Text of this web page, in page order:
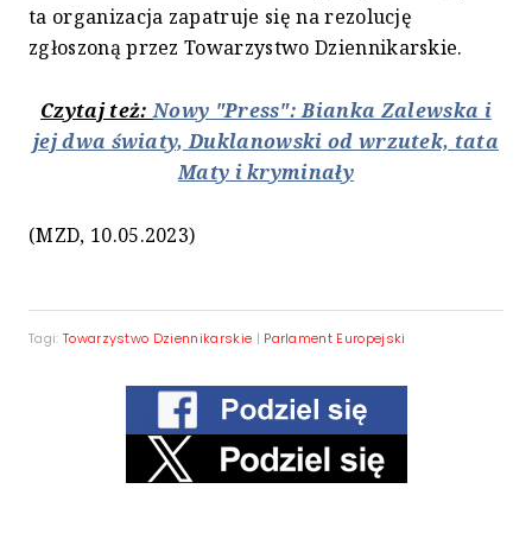
ta organizacja zapatruje się na rezolucję
zgłoszoną przez Towarzystwo Dziennikarskie.
Czytaj też:Nowy "Press": Bianka Zalewska i
jej dwa światy, Duklanowski od wrzutek, tata
Maty i kryminały
(MZD, 10.05.2023)
Tagi: Towarzystwo Dziennikarskie | Parlament Europejski